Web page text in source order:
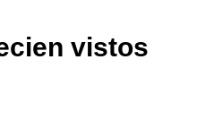
vistos